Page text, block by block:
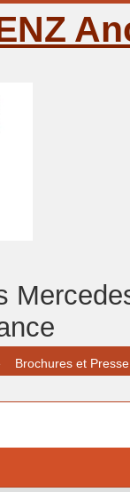
Brochures et Presse